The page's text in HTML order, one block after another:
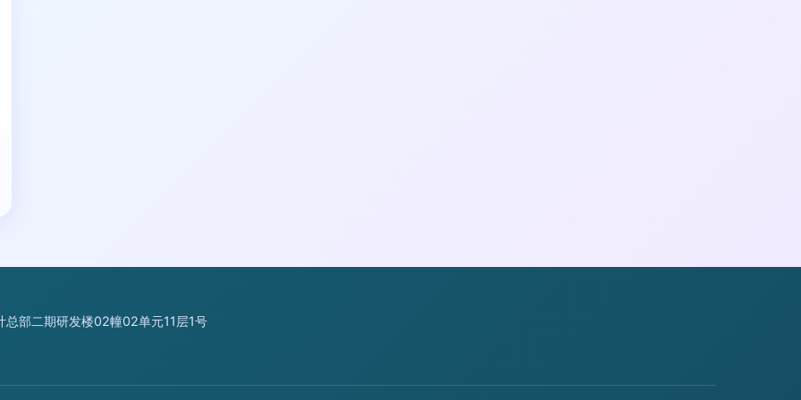
总部二期研发楼02幢02单元11层1号